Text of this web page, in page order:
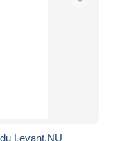
Levant,NU